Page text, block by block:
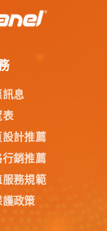
息
表
計推薦
銷推薦
務規範
政策